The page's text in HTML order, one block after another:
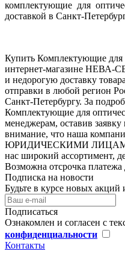
комплектующие для
доставкой в Санкт-
Купить Комплектующие
интернет-магазине НЕВА-
и недорогую доставку
отправки в любой регион
Санкт-Петербургу. За
Комплектующие для
менеджерам, оставив
внимание, что наша
ЮРИДИЧЕСКИМИ ЛИЦАМИ
нас широкий ассортимент,
Возможна отсрочка
Подписка на новости
Будьте в курсе новых
Подписаться
Ознакомлен и согласен с
конфиденциальности
Контакты